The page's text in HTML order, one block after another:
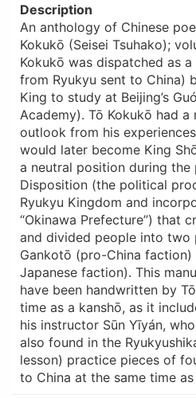
Description
An anthology of Chinese
Kokukō (Seisei Tsuhako);
Kokukō was dispatched as
from Ryukyu sent to China)
King to study at Beijing’s
Academy). Tō Kokukō had
outlook from his
would later become King
a neutral position during the
Disposition (the political
Ryukyu Kingdom and
“Okinawa Prefecture”) that
and divided people into
Gankotō (pro-China
Japanese faction). This
have been handwritten by
time as a kanshō, as it
his instructor Sūn Yīyán,
also found in the
lesson) practice pieces of
to China at the same time as